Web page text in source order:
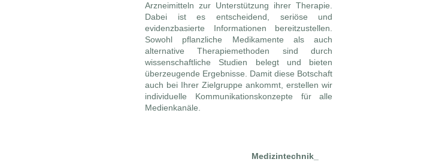
Arzneimitteln zur Unterstützung ihrer Therapie.
Dabei ist es entscheidend, seriöse und
evidenzbasierte Informationen bereitzustellen.
Sowohl pflanzliche Medikamente als auch
alternative Therapiemethoden sind durch
wissenschaftliche Studien belegt und bieten
überzeugende Ergebnisse. Damit diese Botschaft
auch bei Ihrer Zielgruppe ankommt, erstellen wir
individuelle Kommunikationskonzepte für alle
Medienkanäle.
Medizintechnik_